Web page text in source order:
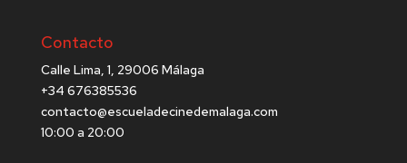
Contacto
Calle Lima, 1, 29006 Málaga
+34 676385536
contacto@escueladecinedemalaga.com
10:00 a 20:00